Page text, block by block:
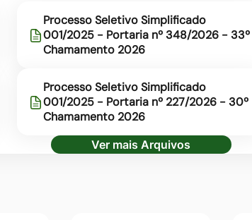
Processo Seletivo Simplificado
001/2025 - Portaria nº 348/2026 - 33º
Chamamento 2026
Processo Seletivo Simplificado
001/2025 - Portaria nº 227/2026 - 30º
Chamamento 2026
Ver mais Arquivos